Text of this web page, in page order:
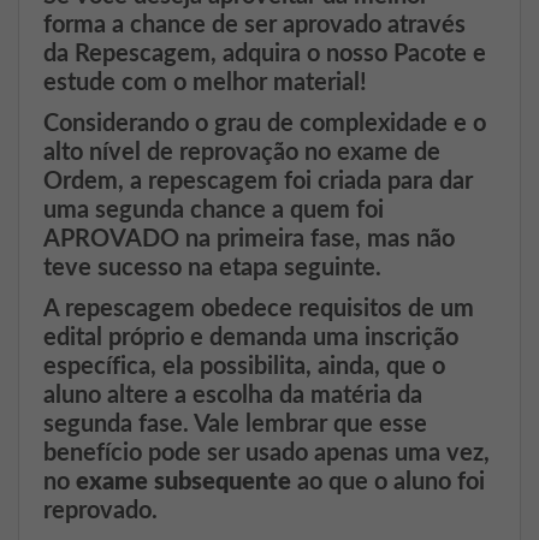
forma a chance de ser aprovado através
da Repescagem, adquira o nosso Pacote e
estude com o melhor material!
Considerando o grau de complexidade e o
alto nível de reprovação no exame de
Ordem, a repescagem foi criada para dar
uma segunda chance a quem foi
APROVADO na primeira fase, mas não
teve sucesso na etapa seguinte.
A repescagem obedece requisitos de um
edital próprio e demanda uma inscrição
específica, ela possibilita, ainda, que o
aluno altere a escolha da matéria da
segunda fase. Vale lembrar que esse
benefício pode ser usado apenas uma vez,
no exame subsequente ao que o aluno foi
reprovado.